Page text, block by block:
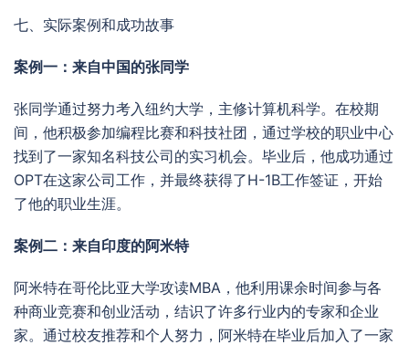
七、实际案例和成功故事
案例一：来自中国的张同学
张同学通过努力考入纽约大学，主修计算机科学。在校期
间，他积极参加编程比赛和科技社团，通过学校的职业中心
找到了一家知名科技公司的实习机会。毕业后，他成功通过
OPT在这家公司工作，并最终获得了H-1B工作签证，开始
了他的职业生涯。
案例二：来自印度的阿米特
阿米特在哥伦比亚大学攻读MBA，他利用课余时间参与各
种商业竞赛和创业活动，结识了许多行业内的专家和企业
家。通过校友推荐和个人努力，阿米特在毕业后加入了一家